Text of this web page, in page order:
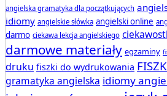
angielska gramatyka dla początkujących
idiomy angielskie słówka angielski online
darmo ciekawa lekcja angielskiego
darmowe materiały egzaminy
druku fiszki do wydrukowania
gramatyka angielska idiomy